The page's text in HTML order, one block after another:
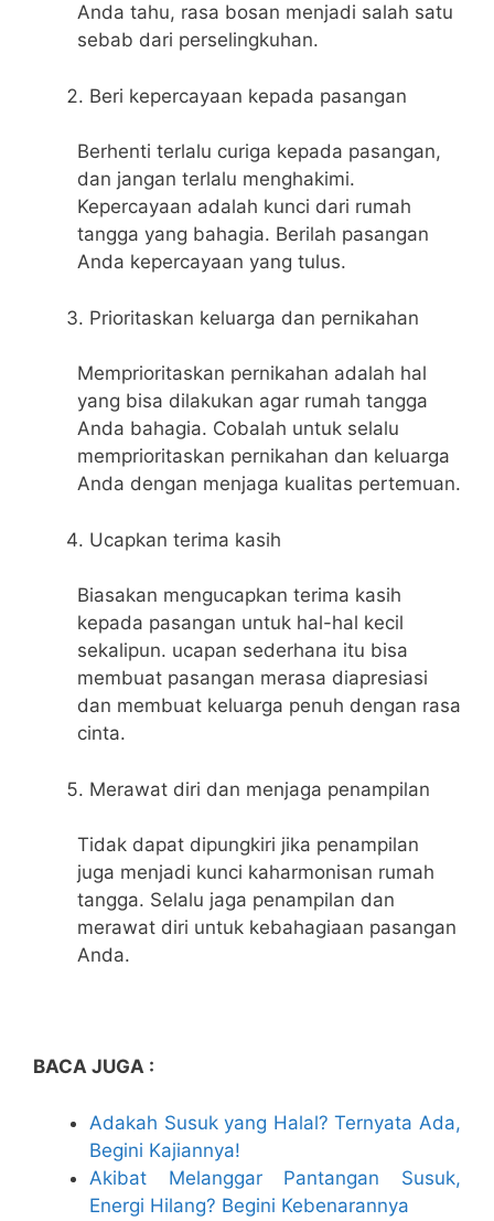
Anda tahu, rasa bosan menjadi salah satu
sebab dari perselingkuhan.
Beri kepercayaan kepada pasangan
Berhenti terlalu curiga kepada pasangan,
dan jangan terlalu menghakimi.
Kepercayaan adalah kunci dari rumah
tangga yang bahagia. Berilah pasangan
Anda kepercayaan yang tulus.
Prioritaskan keluarga dan pernikahan
Memprioritaskan pernikahan adalah hal
yang bisa dilakukan agar rumah tangga
Anda bahagia. Cobalah untuk selalu
memprioritaskan pernikahan dan keluarga
Anda dengan menjaga kualitas pertemuan.
Ucapkan terima kasih
Biasakan mengucapkan terima kasih
kepada pasangan untuk hal-hal kecil
sekalipun. ucapan sederhana itu bisa
membuat pasangan merasa diapresiasi
dan membuat keluarga penuh dengan rasa
cinta.
Merawat diri dan menjaga penampilan
Tidak dapat dipungkiri jika penampilan
juga menjadi kunci kaharmonisan rumah
tangga. Selalu jaga penampilan dan
merawat diri untuk kebahagiaan pasangan
Anda.
BACA JUGA :
Adakah Susuk yang Halal? Ternyata Ada,
Begini Kajiannya!
Akibat Melanggar Pantangan Susuk,
Energi Hilang? Begini Kebenarannya